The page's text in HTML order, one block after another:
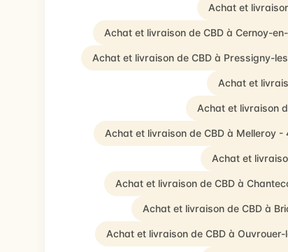
Achat et
Achat et livraison de CBD à Cernoy-
Achat et livraison de CBD à Pressigny-
Achat et
Achat et livraison
Achat et livraison de CBD à Melleroy -
Achat et
Achat et livraison de CBD à
Achat et livraison de CBD à
Achat et livraison de CBD à